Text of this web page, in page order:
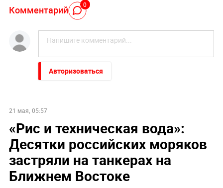
Комментарий 0
Авторизоваться
21 мая, 05:57
«Рис и техническая вода»:
Десятки российских моряков
застряли на танкерах на
Ближнем Востоке